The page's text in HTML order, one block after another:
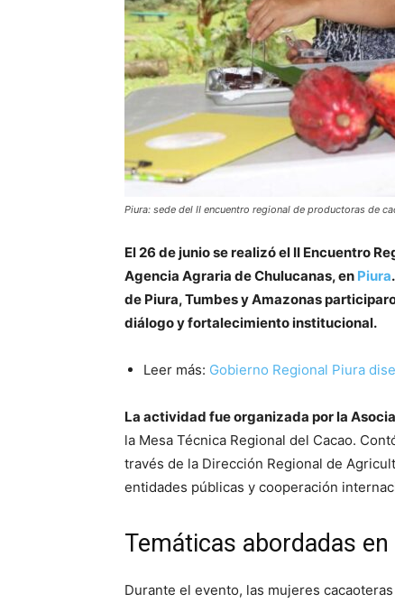
Piura: sede del II encuentro regional de productoras de
El 26 de junio se realizó el II Encuentro
Agencia Agraria de Chulucanas, en Piura
de Piura, Tumbes y Amazonas
diálogo y fortalecimiento institucional.
Leer más: Gobierno Regional Piura
La actividad fue organizada por la
la Mesa Técnica Regional del Cacao.
través de la Dirección Regional de
entidades públicas y cooperación
Temáticas abordadas
Durante el evento, las mujeres